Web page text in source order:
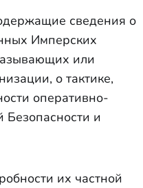
сведения о
Имперских
или
о тактике,
оперативно-
и
их частной